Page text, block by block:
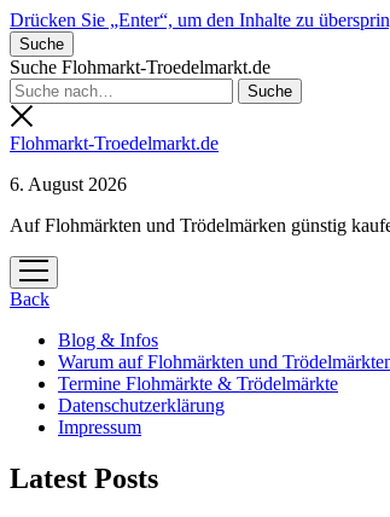
Drücken Sie „Enter“, um den Inhalte zu
Suche
Suche Flohmarkt-Troedelmarkt.de
Flohmarkt-Troedelmarkt.de
6. August 2026
Auf Flohmärkten und Trödelmärken günstig
Menü
öffnen
Back
Blog & Infos
Warum auf Flohmärkten und
Termine Flohmärkte & Trödelmärkte
Datenschutzerklärung
Impressum
Latest Posts